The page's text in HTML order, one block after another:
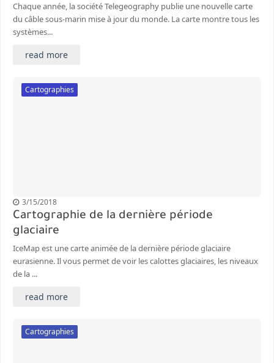
Chaque année, la société Telegeography publie une nouvelle carte
du câble sous-marin mise à jour du monde. La carte montre tous les
systèmes...
read more
Cartographies
3/15/2018
Cartographie de la dernière période
glaciaire
IceMap est une carte animée de la dernière période glaciaire
eurasienne. Il vous permet de voir les calottes glaciaires, les niveaux
de la ...
read more
Cartographies